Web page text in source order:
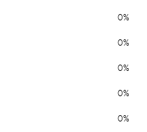
0%
0%
0%
0%
0%